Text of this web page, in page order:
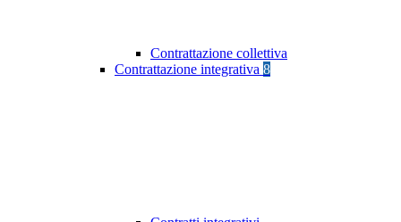
Contrattazione collettiva
Contrattazione integrativa 8